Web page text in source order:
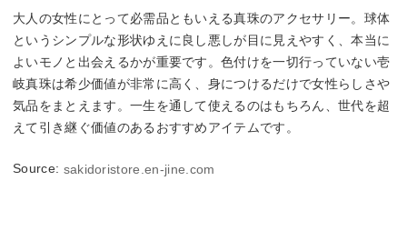
大人の女性にとって必需品ともいえる真珠のアクセサリー。球体
というシンプルな形状ゆえに良し悪しが目に見えやすく、本当に
よいモノと出会えるかが重要です。色付けを一切行っていない壱
岐真珠は希少価値が非常に高く、身につけるだけで女性らしさや
気品をまとえます。一生を通して使えるのはもちろん、世代を超
えて引き継ぐ価値のあるおすすめアイテムです。
Source: sakidoristore.en-jine.com